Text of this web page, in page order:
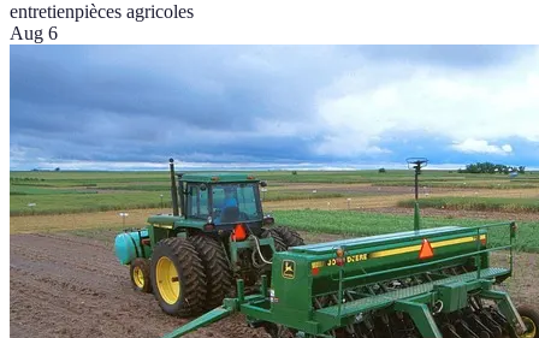
entretienpièces agricoles
Aug 6